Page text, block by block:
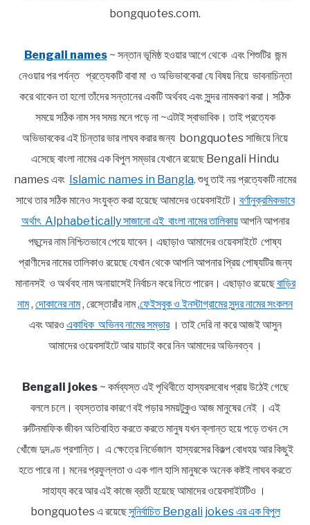
bongquotes.com.
Bengali names~ সন্তান ভূমিষ্ঠ হওয়ার আগে থেকে এবং শিশুটির জন্ম
নেওয়ার পর পর্যন্ত প্রত্যেকটি বাবা মা ও অভিভাবকেরা যে বিষয় নিয়ে ভাবনাচিন্তা
করে থাকেন তা হলো তাঁদের সন্তানের একটি অর্থবহ এবং সুন্দর নামকরণ করা। সঠিক
সময়ে সঠিক নাম সব সময় মনে পড়ে না ~এটাই স্বাভাবিক। তাই প্রত্যেক
অভিভাবকের এই চিন্তার ভার লাঘব করার জন্য bongquotes সাজিয়ে নিয়ে
এসেছে বাংলা নামের এক বিপুল সম্ভার যেখানে রয়েছে Bengali Hindu
names এবং Islamic names in Bangla. শুধু তাই নয় প্রত্যেকটি নামের
সাথে তার সঠিক মানেও সংযুক্ত করা হয়েছে আমাদের ওয়েবসাইটে। বর্ণানুক্রমিকভাবে
অর্থাৎ Alphabetically সাজানো এই বাংলা নামের তালিকায়আপনি আপনার
পছন্দের নাম নিশ্চিতভাবে পেয়ে যাবেন। এছাড়াও আমাদের ওয়েবসাইটে পোষ্য
প্রাণীদের নামের তালিকাও রয়েছে যেখান থেকে আপনি আপনার প্রিয় পোষ্যটির জন্য
মানানসই ও অর্থবহ নাম অনায়াসেই নির্বাচন করে নিতে পারেন। এছাড়াও রয়েছেবাড়ির
নাম, দোকানের নাম, রেস্তোরাঁর নাম ,ফেইসবুক ও ইনস্টাগ্রামের সুন্দর নামের সংকলন
এবং আরও একাধিক অভিনব নামের সম্ভার। তাই দেরি না করে আজই আসুন
আমাদের ওয়েবসাইটে আর যাচাই করে নিন আমাদের অভিনবত্ব ।
Bengali jokes~ কর্মব্যস্ত এই পৃথিবীতে হাস্যরসবোধ প্রায় উঠেই গেছে
বললে চলে। ব্যস্ততার কারণে বই পড়ার সময়টুকুও আজ মানুষের নেই । এই
রুটিনমাফিক জীবন অতিবাহিত করতে করতে মানুষ যখন ক্লান্ত হয়ে পড়ে তখন সে
খোঁজে দুদণ্ড প্রশান্তি। এ ক্ষেত্রে নির্ভেজাল হাস্যরসের বিকল্প বোধহয় আর কিছুই
হতে পারে না। মনের প্রফুল্লতা ও এক গাল হাসি মানুষকে অনেক কষ্টই লাঘব করতে
সাহায্য করে আর এই কাজে ব্রতী হয়েছে আমাদের ওয়েবসাইটটিও ।
bongquotes এ রয়েছেসুনির্বাচিত Bengali jokes এর এক বিপুল